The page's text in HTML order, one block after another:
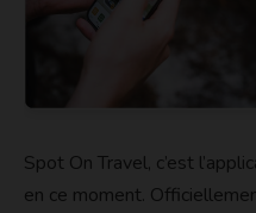
Spot On Travel, c’est
en ce moment.